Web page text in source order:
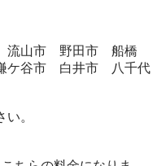
流山市　野田市　船橋
ケ谷市　白井市　八千代
。